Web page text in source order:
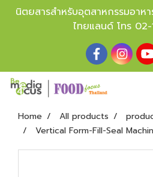
นิตยสารสำหรับอุตสาหกรรมอาห
ไทยแลนด์ โทร
Home All products
Vertical Form-Fill-Seal